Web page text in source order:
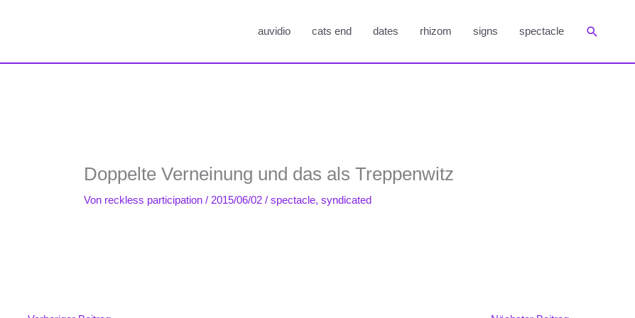
auvidio cats end dates rhizom signs spectacle Suchen
Doppelte Verneinung und das als Treppenwitz
Von reckless participation/ 2015/06/02/spectacle,syndicated